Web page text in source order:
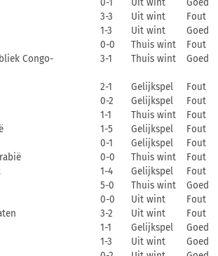
0-1 Uit wint
Goed
3-3 Uit wint
Fout
1-3 Uit wint
Goed
0-0 Thuis wint
Fout
Congo-
3-1 Thuis wint Goed
2-1 Gelijkspel
Fout
0-2 Gelijkspel
Fout
1-1 Thuis wint
Fout
1-5 Gelijkspel
Fout
0-1 Gelijkspel
Fout
0-0 Thuis wint
Fout
1-4 Gelijkspel
Fout
5-0 Thuis wint
Goed
0-0 Uit wint
Fout
3-2 Uit wint
Fout
1-1 Gelijkspel
Goed
1-3 Uit wint
Goed